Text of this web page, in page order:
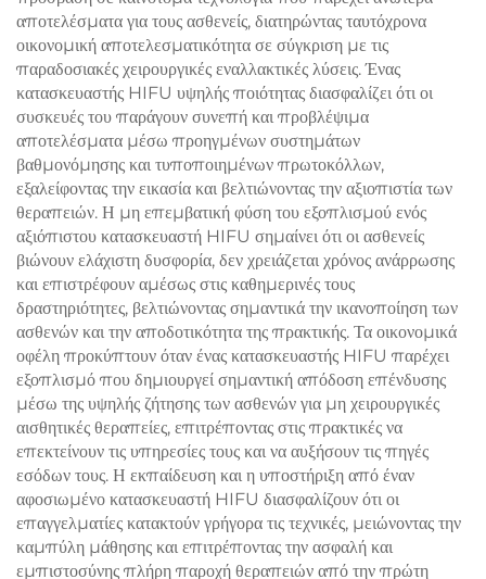
αποτελέσματα για τους ασθενείς, διατηρώντας ταυτόχρονα
οικονομική αποτελεσματικότητα σε σύγκριση με τις
παραδοσιακές χειρουργικές εναλλακτικές λύσεις. Ένας
κατασκευαστής HIFU υψηλής ποιότητας διασφαλίζει ότι οι
συσκευές του παράγουν συνεπή και προβλέψιμα
αποτελέσματα μέσω προηγμένων συστημάτων
βαθμονόμησης και τυποποιημένων πρωτοκόλλων,
εξαλείφοντας την εικασία και βελτιώνοντας την αξιοπιστία των
θεραπειών. Η μη επεμβατική φύση του εξοπλισμού ενός
αξιόπιστου κατασκευαστή HIFU σημαίνει ότι οι ασθενείς
βιώνουν ελάχιστη δυσφορία, δεν χρειάζεται χρόνος ανάρρωσης
και επιστρέφουν αμέσως στις καθημερινές τους
δραστηριότητες, βελτιώνοντας σημαντικά την ικανοποίηση των
ασθενών και την αποδοτικότητα της πρακτικής. Τα οικονομικά
οφέλη προκύπτουν όταν ένας κατασκευαστής HIFU παρέχει
εξοπλισμό που δημιουργεί σημαντική απόδοση επένδυσης
μέσω της υψηλής ζήτησης των ασθενών για μη χειρουργικές
αισθητικές θεραπείες, επιτρέποντας στις πρακτικές να
επεκτείνουν τις υπηρεσίες τους και να αυξήσουν τις πηγές
εσόδων τους. Η εκπαίδευση και η υποστήριξη από έναν
αφοσιωμένο κατασκευαστή HIFU διασφαλίζουν ότι οι
επαγγελματίες κατακτούν γρήγορα τις τεχνικές, μειώνοντας την
καμπύλη μάθησης και επιτρέποντας την ασφαλή και
εμπιστοσύνης πλήρη παροχή θεραπειών από την πρώτη